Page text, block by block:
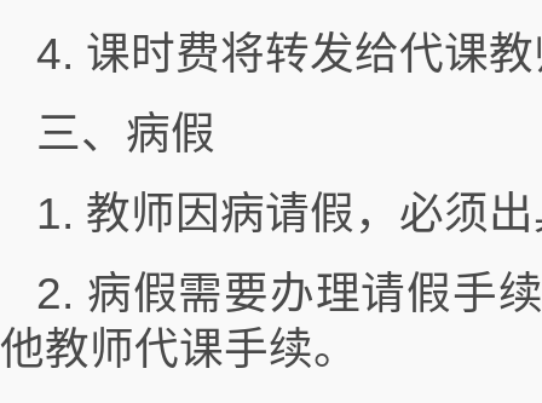
4. 课时费将转发给代课
三、病假
1. 教师因病请假，必须
2. 病假需要办理请假手
他教师代课手续。